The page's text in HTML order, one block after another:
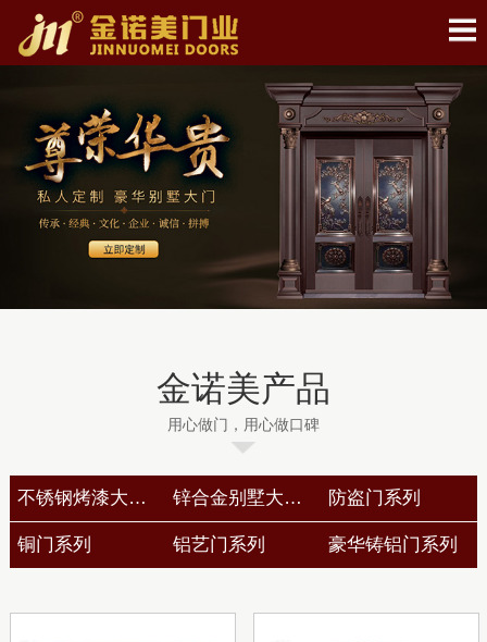
金诺美产品
用心做门，用心做口碑
不锈钢烤漆大门系列 锌合金别墅大门系列 防盗门系列
铜门系列 铝艺门系列 豪华铸铝门系列